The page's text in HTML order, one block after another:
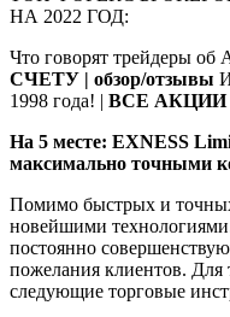
НА 2022 ГОД:
Что говорят трейдеры об
СЧЕТУ | обзор/отзывы
1998 года! | ВСЕ АКЦИИ
На 5 месте: EXNESS
максимально точными
Помимо быстрых и
новейшими
постоянно
пожелания клиентов. Для
следующие торговые